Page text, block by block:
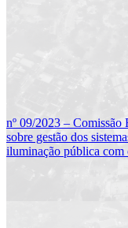
nº 09/2023 – Comissão
sobre gestão dos
iluminação pública com